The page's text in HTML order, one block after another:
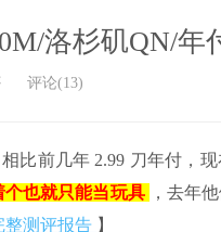
洛杉矶QN/年
评论(13)
比前几年 2.99 刀年付，现
个也就只能当玩具
，去年
整测评报告 】